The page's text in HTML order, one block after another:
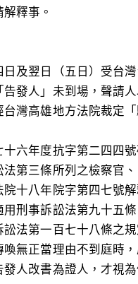
釋事。
日及翌日（五日）受台
發人」未到場，聲請
灣高雄地方法院裁定
十六年度抗字第二四四
第三條所列之檢察官
十八年院字第四七號
刑事訴訟法第九十五
法第一百七十八條之
無正當理由不到庭時
人改書為證人，才視